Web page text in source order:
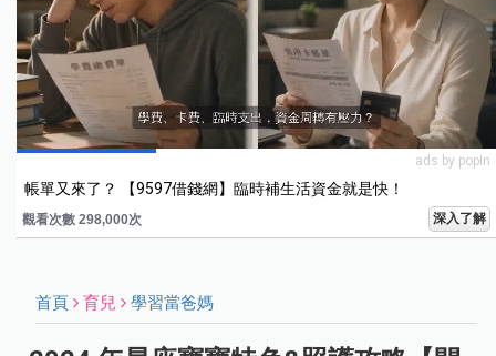
ads by popIn
帳單又來了？ 【9597借錢網】臨時補生活資金就是快！
觀看次數 298,000次 深入了解
首頁 育兒 學習當爸媽